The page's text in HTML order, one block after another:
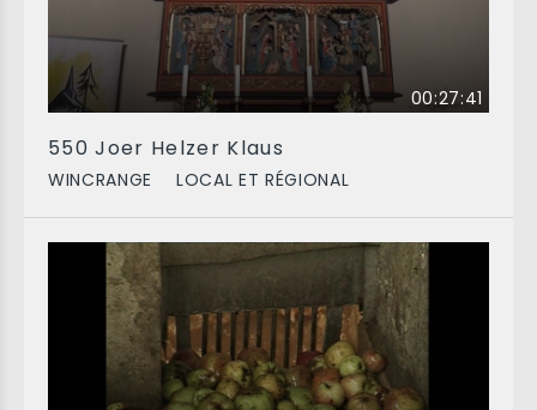
00:27:41
550 Joer Helzer Klaus
WINCRANGE LOCAL ET RÉGIONAL